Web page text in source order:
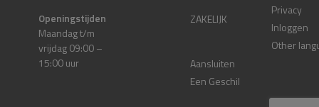
Openingstijden
Maandag t/m
vrijdag 09:00 –
15:00 uur
ZAKELIJK
Aansluiten
Een Geschil
Privacy
Inloggen
Other